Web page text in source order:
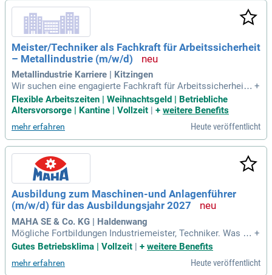
erzahlungen. Darüber hinaus erhalten Sie 30 Tage Urlaub un
d eine betriebliche Altersvorsorge inkl. Arbeitgeberzuschus
s. Unsere Mitarbeiterrabatte und die hauseigene Kantine sor
gen für zusätzliche Vorteile. Wenn Sie sich angesprochen fü
hlen, senden Sie Ihre Bewerbungsunterlagen an Bewerbung
@frankenguss.de.
Meister/Techniker als Fachkraft für Arbeitssicherheit
– Metallindustrie (m/w/d)
Metallindustrie Karriere | Kitzingen
Wir suchen eine engagierte Fachkraft für Arbeitssicherheit
(m/w/d) zur Verstärkung unseres Teams in Kitzingen. Ihr Au
fgabenbereich umfasst die Erfüllung der gesetzlichen Vorga
triebsanlagen. Als Ansprechpartner für Berufsgenossenscha
ft und Gewerbeaufsicht wählen Sie geeignete persönliche S
chutzausrüstungen aus. Zudem analysieren Sie Arbeitsunfäl
le und entwickeln Maßnahmen zur Unfallverhütung. Eine abg
eschlossene Ausbildung zur Fachkraft für Arbeitssicherheit
sowie eine Meister- oder Technikerweiterbildung sind erford
erlich. Bewerben Sie sich jetzt und werden Sie Teil unseres
dynamischen Teams!
+
Flexible Arbeitszeiten | Weihnachtsgeld | Betriebliche
Altersvorsorge | Kantine | Vollzeit
+ weitere Benefits
mehr erfahren Heute veröffentlicht
Ausbildung zum Maschinen-und Anlagenführer
(m/w/d) für das Ausbildungsjahr 2027
MAHA SE & Co. KG | Haldenwang
Mögliche Fortbildungen Industriemeister, Techniker. Was Si
e mitbringen: Qualifizierender Hauptschulabschluss; Techni
senschaftlichen Fächern; Lernwille und Eigeninitiative; Team
+
Gutes Betriebsklima | Vollzeit | + weitere Benefits
mehr erfahren Heute veröffentlicht